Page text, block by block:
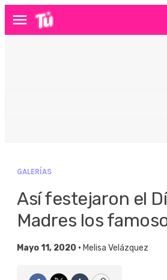
Menú
GALERÍAS
Así festejaron el
Madres los
Mayo 11, 2020 • Melisa Velázquez